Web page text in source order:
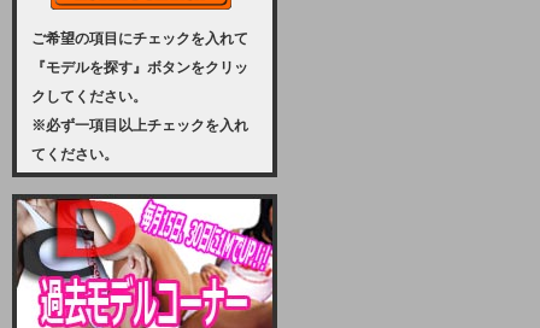
【サーバーメンテナンス実施のお知
らせ】
2023年 9月10日（日曜日）午前8：
サーバーメンテナンスを実施いたし
ます。その為、アクセスはできませ
ますが、ご理解の程を宜しくお願い
致します。
2022-09-01 (木)
【サーバーメンテナンスのお知ら
ご希望の項目にチェックを入れて
『モデルを探す』ボタンをクリッ
クしてください。
※必ず一項目以上チェックを入れ
てください。